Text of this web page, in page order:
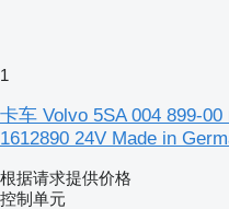
1
卡车 Volvo 5SA 004 899-
1612890 24V Made in
根据请求提供价格
控制单元